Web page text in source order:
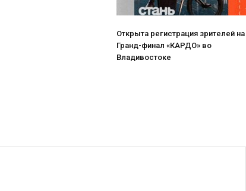
Открыта регистрация зрителей на
Гранд-финал «КАРДО» во
Владивостоке